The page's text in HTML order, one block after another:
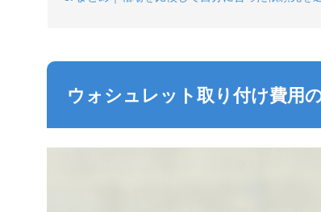
ウォシュレット取り付け費用